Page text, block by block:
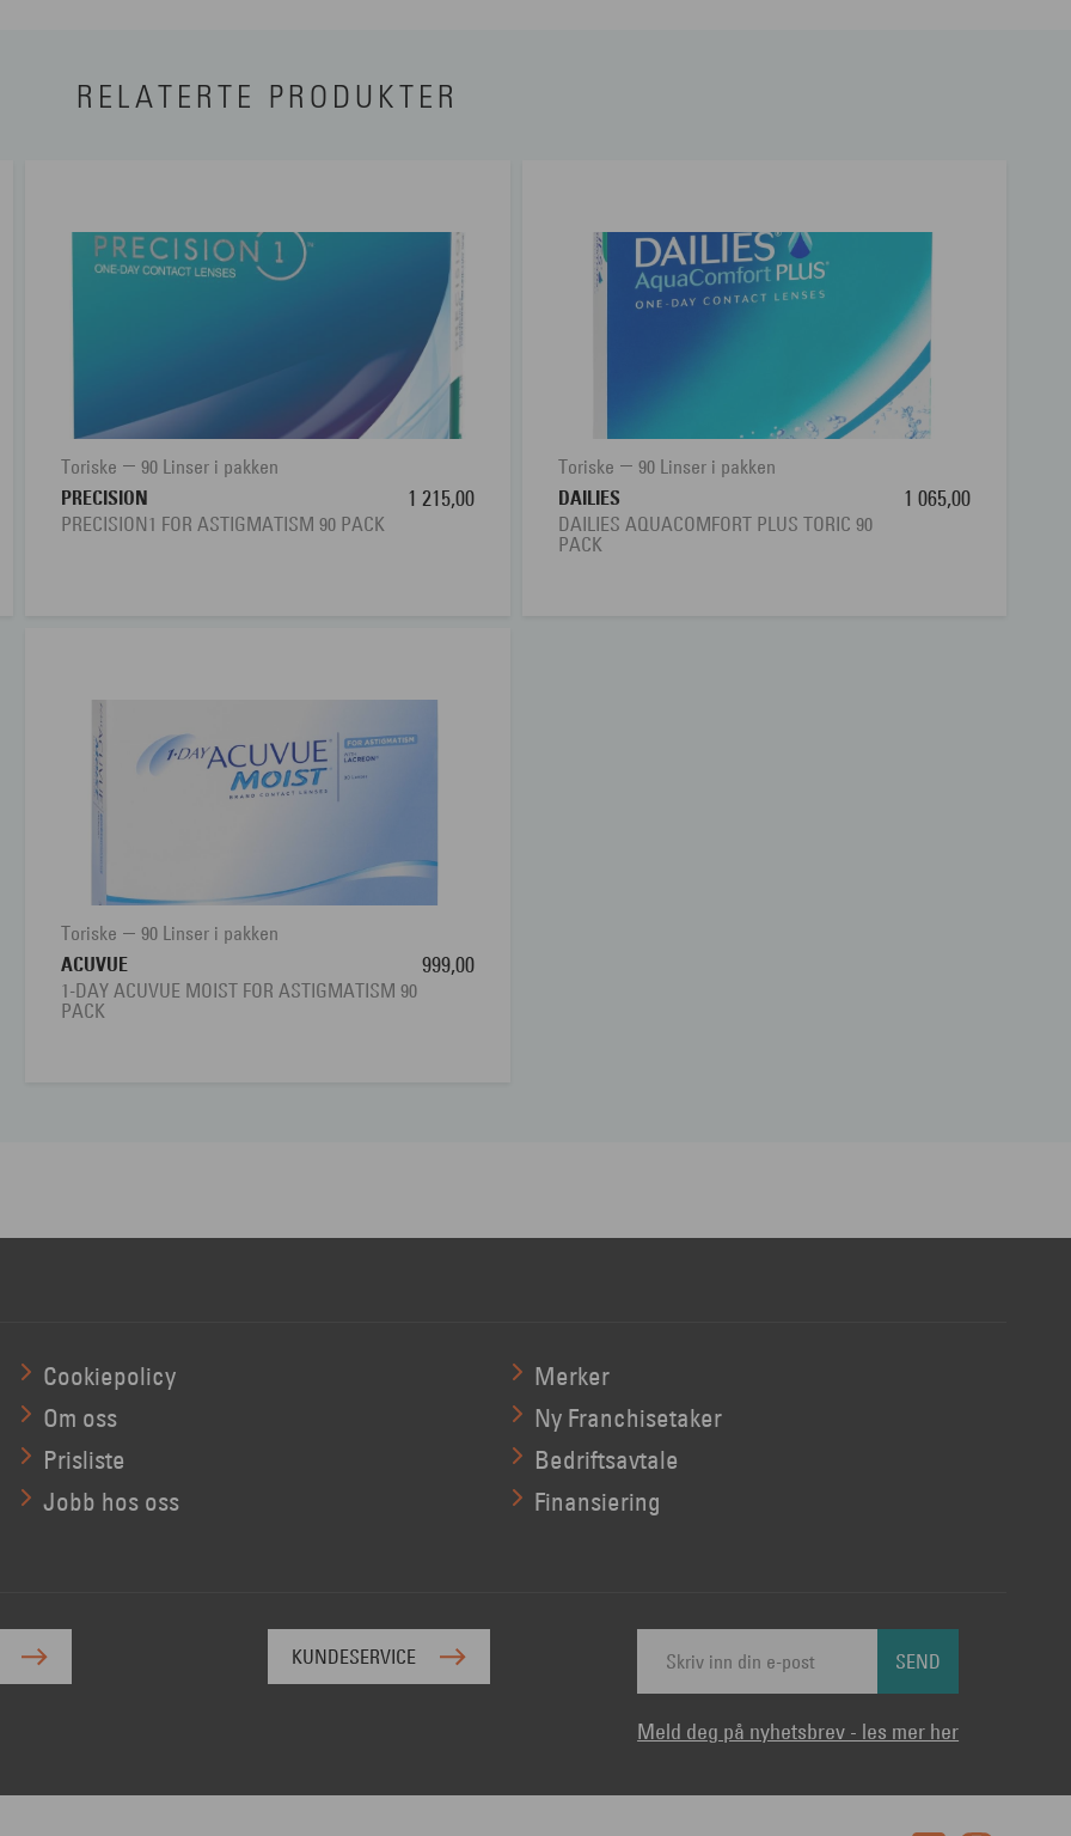
RELATERTE PRODUKTER
Toriske
90 Linser i pakken
PRECISION
PRECISION1 FOR ASTIGMATISM 90 PACK
1 215,00
Toriske
90 Linser i pakken
DAILIES
DAILIES AQUACOMFORT PLUS TORIC 90
PACK
1 065,00
Toriske
90 Linser i pakken
ACUVUE
1-DAY ACUVUE MOIST FOR ASTIGMATISM 90
PACK
999,00
Cookiepolicy
Om oss
Prisliste
Jobb hos oss
Merker
Ny Franchisetaker
Bedriftsavtale
Finansiering
KUNDESERVICE SEND
Meld deg på nyhetsbrev - les mer her